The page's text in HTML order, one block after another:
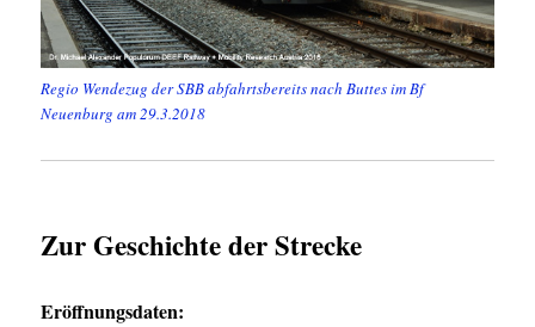
Regio Wendezug der SBB abfahrtsbereits nach Buttes im Bf
Neuenburg am 29.3.2018
Zur Geschichte der Strecke
Eröffnungsdaten: